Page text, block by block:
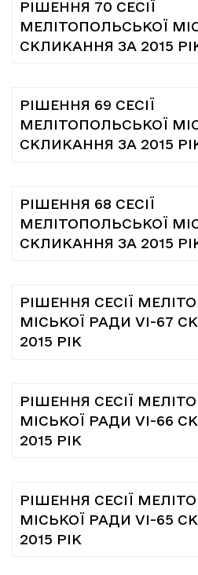
РІШЕННЯ 70 СЕСІЇ
МЕЛІТОПОЛЬСЬКОЇ
СКЛИКАННЯ ЗА 2015
РІШЕННЯ 69 СЕСІЇ
МЕЛІТОПОЛЬСЬКОЇ
СКЛИКАННЯ ЗА 2015
РІШЕННЯ 68 СЕСІЇ
МЕЛІТОПОЛЬСЬКОЇ
СКЛИКАННЯ ЗА 2015
РІШЕННЯ СЕСІЇ
МІСЬКОЇ РАДИ VI-67
2015 РІК
РІШЕННЯ СЕСІЇ
МІСЬКОЇ РАДИ VI-66
2015 РІК
РІШЕННЯ СЕСІЇ
МІСЬКОЇ РАДИ VІ-65
2015 РІК